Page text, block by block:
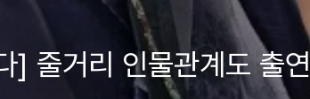
] 줄거리 인물관계도 출